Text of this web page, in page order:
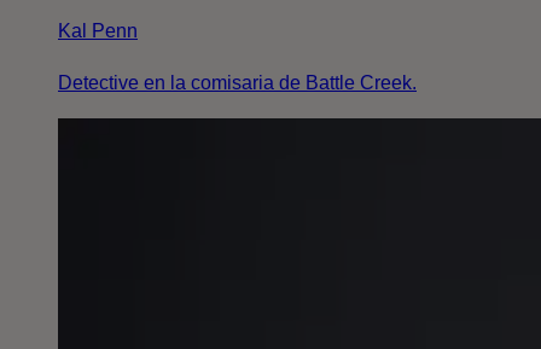
Kal Penn
Detective en la comisaria de Battle Creek.